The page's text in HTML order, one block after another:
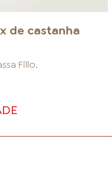
de castanha
Fillo.